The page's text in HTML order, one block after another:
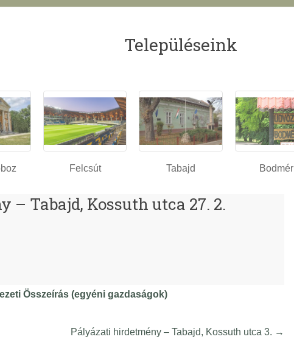
Településeink
Felcsút Tabajd Bodmér
Tabajd, Kossuth utca 27. 2.
Összeírás (egyéni gazdaságok)
Pályázati hirdetmény – Tabajd, Kossuth utca 3. →